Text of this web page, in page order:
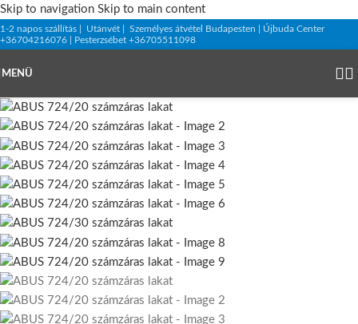
Skip to navigation Skip to main content
1-2 napos szállítás | Utánvét | Személyes átvétel Budapesten | Újbuda Center
+36704216076 | Pesterzsébet +36705511098
MENÜ